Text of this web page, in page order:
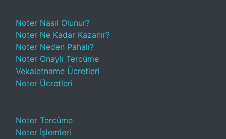
Noter Nasıl Olunur?
Noter Ne Kadar Kazanır?
Noter Neden Pahalı?
Noter Onaylı Tercüme
Vekaletname Ücretleri
Noter Ücretleri
Noter Tercüme
Noter İşlemleri